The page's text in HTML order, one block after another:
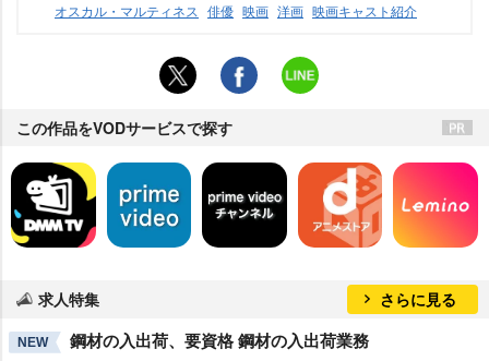
オスカル・マルティネス 俳優 映画 洋画 映画キャスト紹介
この作品をVODサービスで探す
求人特集 さらに見る
NEW 鋼材の入出荷、要資格 鋼材の入出荷業務